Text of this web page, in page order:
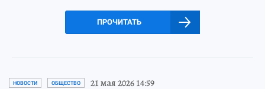
ПРОЧИТАТЬ
НОВОСТИ ОБЩЕСТВО 21 мая 2026 14:59